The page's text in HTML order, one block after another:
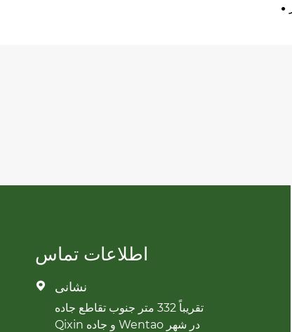
اطلاعات تماس
 نشانی
تقریباً 332 متر جنوب تقاطع جاده
Qixin و جاده Wentao در شهر